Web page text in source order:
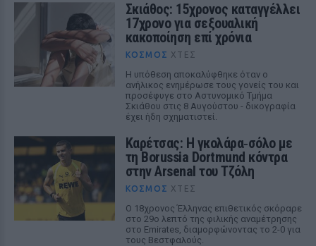
Σκιάθος: 15χρονος καταγγέλλει
17χρονο για σεξουαλική
κακοποίηση επί χρόνια
ΚΌΣΜΟΣ ΧΤΕΣ
Η υπόθεση αποκαλύφθηκε όταν ο
ανήλικος ενημέρωσε τους γονείς του και
προσέφυγε στο Αστυνομικό Τμήμα
Σκιάθου στις 8 Αυγούστου - δικογραφία
έχει ήδη σχηματιστεί.
Καρέτσας: Η γκολάρα‑σόλο με
τη Borussia Dortmund κόντρα
στην Arsenal του Τζόλη
ΚΌΣΜΟΣ ΧΤΕΣ
Ο 18χρονος Έλληνας επιθετικός σκόραρε
στο 29ο λεπτό της φιλικής αναμέτρησης
στο Emirates, διαμορφώνοντας το 2-0 για
τους Βεστφαλούς.